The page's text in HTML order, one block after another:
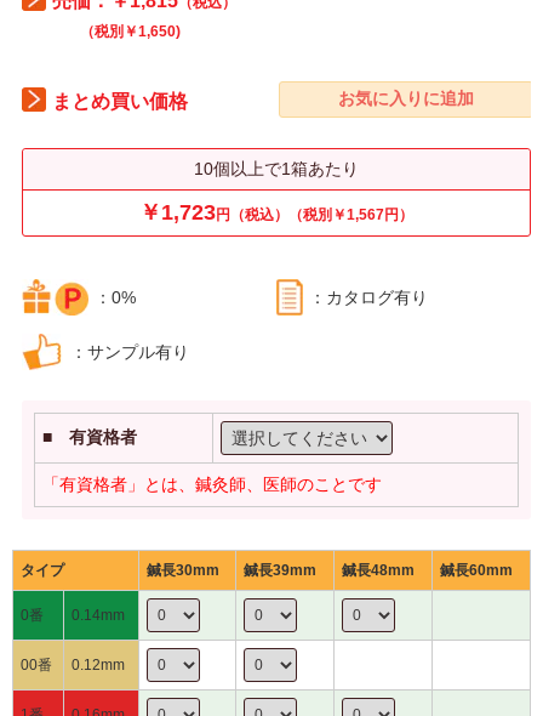
（税別￥1,650)
まとめ買い価格
10個以上で1箱あたり
￥1,723円（税込）（税別￥1,567円）
：0% ：カタログ有り
：サンプル有り
■ 有資格者
「有資格者」とは、鍼灸師、医師のことです
タイプ 鍼長30mm 鍼長39mm 鍼長48mm 鍼長60mm
0番 0.14mm
00番 0.12mm